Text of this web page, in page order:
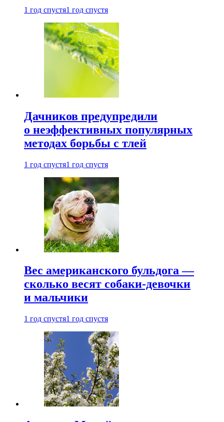
1 год спустя1 год спустя
Дачников предупредили
о неэффективных популярных
методах борьбы с тлей
1 год спустя1 год спустя
Вес американского бульдога —
сколько весят собаки-девочки
и мальчики
1 год спустя1 год спустя